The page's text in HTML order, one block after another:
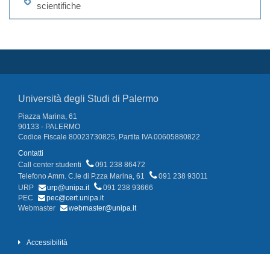
scientifiche
Università degli Studi di Palermo
Piazza Marina, 61
90133 - PALERMO
Codice Fiscale 80023730825, Partita IVA 00605880822
Contatti
Call center studenti
091 238 86472
Telefono Amm. C.le di P.zza Marina, 61
091 238 93011
URP
urp@unipa.it
091 238 93666
PEC
pec@cert.unipa.it
Webmaster
webmaster@unipa.it
Accessibilità